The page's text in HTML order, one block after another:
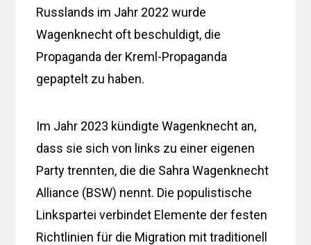
Russlands im Jahr 2022 wurde
Wagenknecht oft beschuldigt, die
Propaganda der Kreml-Propaganda
gepaptelt zu haben.
Im Jahr 2023 kündigte Wagenknecht an,
dass sie sich von links zu einer eigenen
Party trennten, die die Sahra Wagenknecht
Alliance (BSW) nennt. Die populistische
Linkspartei verbindet Elemente der festen
Richtlinien für die Migration mit traditionell